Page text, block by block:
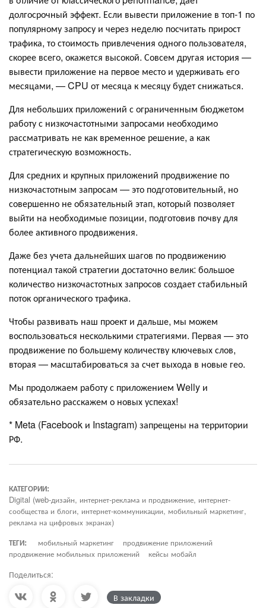
долгосрочный эффект. Если вывести приложение в топ-1 по
популярному запросу и через неделю посчитать прирост
трафика, то стоимость привлечения одного пользователя,
скорее всего, окажется высокой. Совсем другая история —
вывести приложение на первое место и удерживать его
месяцами, — CPU от месяца к месяцу будет снижаться.
Для небольших приложений с ограниченным бюджетом
работу с низкочастотными запросами необходимо
рассматривать не как временное решение, а как
стратегическую возможность.
Для средних и крупных приложений продвижение по
низкочастотным запросам — это подготовительный, но
совершенно не обязательный этап, который позволяет
выйти на необходимые позиции, подготовив почву для
более активного продвижения.
Даже без учета дальнейших шагов по продвижению
потенциал такой стратегии достаточно велик: большое
количество низкочастотных запросов создает стабильный
поток органического трафика.
Чтобы развивать наш проект и дальше, мы можем
воспользоваться несколькими стратегиями. Первая — это
продвижение по большему количеству ключевых слов,
вторая — масштабироваться за счет выхода в новые гео.
Мы продолжаем работу с приложением Welly и
обязательно расскажем о новых успехах!
* Meta (Facebook и Instagram) запрещены на территории
РФ.
КАТЕГОРИИ:
Digital (web-дизайн, интернет-реклама и продвижение, интернет-
сообщества и блоги, интернет-коммуникации, мобильный маркетинг,
реклама на цифровых экранах)
ТЕГИ:
мобильный маркетинг
продвижение приложений
продвижение мобильных приложений
кейсы мобайл
Поделиться:
В закладки